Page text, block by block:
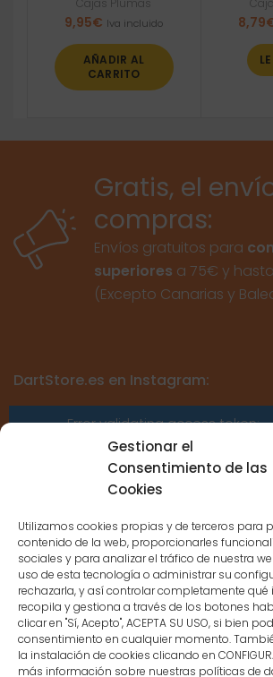
Gestionar el
Consentimiento de las
Cookies
Utilizamos cookies propias y de terceros para
contenido de la web, proporcionarles
sociales y para analizar el tráfico de nuestra
uso de esta tecnología o administrar su
rechazarla, y así controlar completamente
recopila y gestiona a través de los botones
clicar en "Sí, Acepto", ACEPTA SU USO, si bien
consentimiento en cualquier momento.
la instalación de cookies clicando en
más información sobre nuestras políticas de
Cajas Plumas
9,95€ Iva incluido
AÑADIR AL
CARRITO
8,79
Gratis, el
compras:
Envíos gratuitos para
superiores a 75€ y
(Excepto Canarias y
DartStore.es en Instagram:
Error validating access token:
Sessions for the user are not
because the user is not a
CONTACTO
MENÚ PRINCIPAL